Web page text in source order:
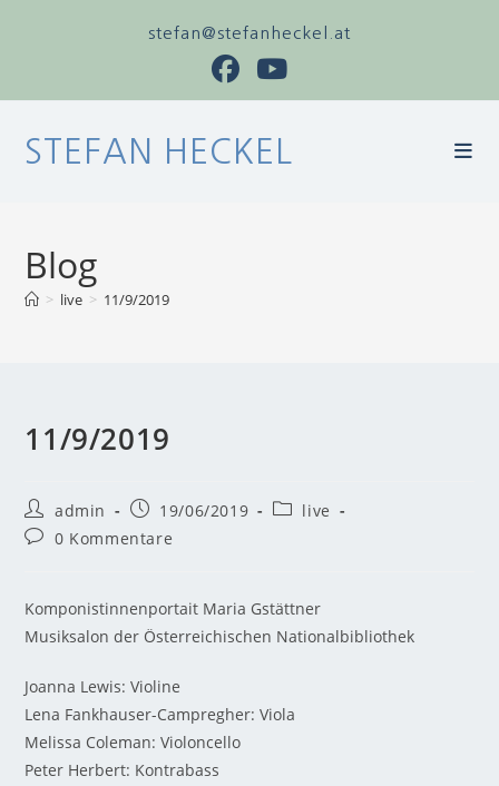
stefan@stefanheckel.at
STEFAN HECKEL
Blog
> live > 11/9/2019
11/9/2019
admin 19/06/2019
live
0 Kommentare
Komponistinnenportait Maria Gstättner
Musiksalon der Österreichischen Nationalbibliothek
Joanna Lewis: Violine
Lena Fankhauser-Campregher: Viola
Melissa Coleman: Violoncello
Peter Herbert: Kontrabass